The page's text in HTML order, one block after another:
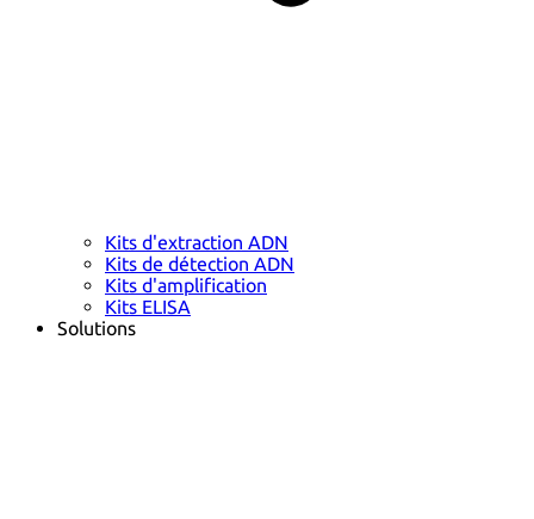
Kits d'extraction ADN
Kits de détection ADN
Kits d'amplification
Kits ELISA
Solutions